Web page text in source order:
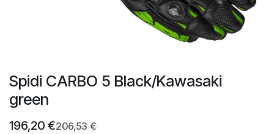
Spidi CARBO 5 Black/Kawasaki
green
196,20 €206,53€